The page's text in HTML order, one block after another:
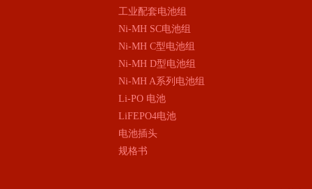
工业配套电池组
Ni-MH SC电池组
Ni-MH C型电池组
Ni-MH D型电池组
Ni-MH A系列电池组
Li-PO 电池
LiFEPO4电池
电池插头
规格书